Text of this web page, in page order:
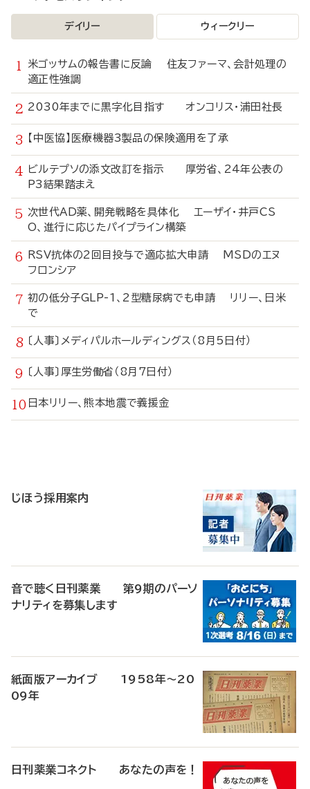
デイリー ウィークリー
米ゴッサムの報告書に反論 住友ファーマ、会計処理の
適正性強調
2030年までに黒字化目指す オンコリス・浦田社長
【中医協】医療機器3製品の保険適用を了承
ビルテプソの添文改訂を指示 厚労省、24年公表の
P3結果踏まえ
次世代AD薬、開発戦略を具体化 エーザイ・井戸CS
O、進行に応じたパイプライン構築
RSV抗体の2回目投与で適応拡大申請 MSDのエヌ
フロンシア
初の低分子GLP-1、2型糖尿病でも申請 リリー、日米
で
〔人事〕メディパルホールディングス（8月5日付）
〔人事〕厚生労働省（8月7日付）
日本リリー、熊本地震で義援金
じほう採用案内
音で聴く日刊薬業 第9期のパーソ
ナリティを募集します
紙面版アーカイブ 1958年～20
09年
日刊薬業コネクト あなたの声を！